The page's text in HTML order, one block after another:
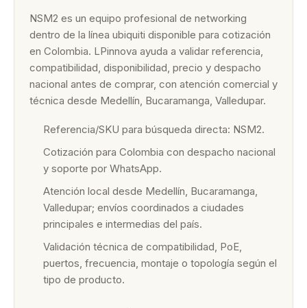
NSM2 es un equipo profesional de networking
dentro de la línea ubiquiti disponible para cotización
en Colombia. LPinnova ayuda a validar referencia,
compatibilidad, disponibilidad, precio y despacho
nacional antes de comprar, con atención comercial y
técnica desde Medellín, Bucaramanga, Valledupar.
Referencia/SKU para búsqueda directa: NSM2.
Cotización para Colombia con despacho nacional
y soporte por WhatsApp.
Atención local desde Medellín, Bucaramanga,
Valledupar; envíos coordinados a ciudades
principales e intermedias del país.
Validación técnica de compatibilidad, PoE,
puertos, frecuencia, montaje o topología según el
tipo de producto.